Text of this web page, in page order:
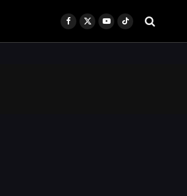
Facebook
X
YouTubeTikTok